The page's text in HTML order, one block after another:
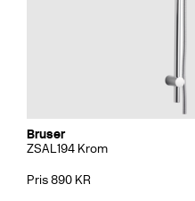
Bruser
ZSAL194 Krom
Pris 890 KR